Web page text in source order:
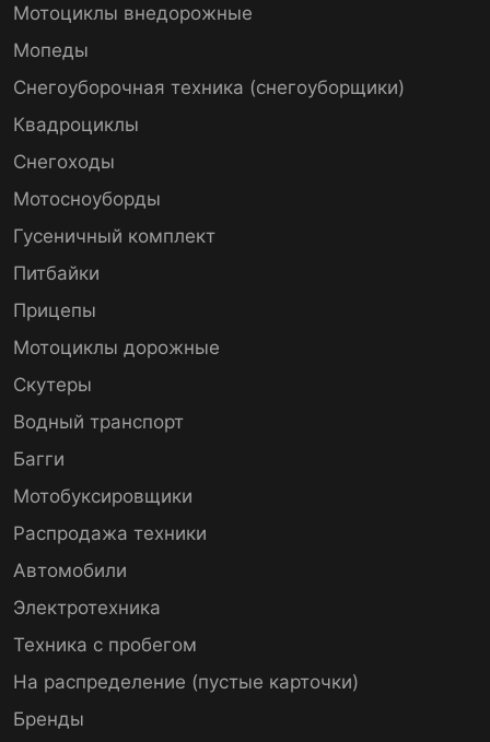
Мотоциклы внедорожные
Мопеды
Снегоуборочная техника (снегоуборщики)
Квадроциклы
Снегоходы
Мотосноуборды
Гусеничный комплект
Питбайки
Прицепы
Мотоциклы дорожные
Скутеры
Водный транспорт
Багги
Мотобуксировщики
Распродажа техники
Автомобили
Электротехника
Техника с пробегом
На распределение (пустые карточки)
Бренды